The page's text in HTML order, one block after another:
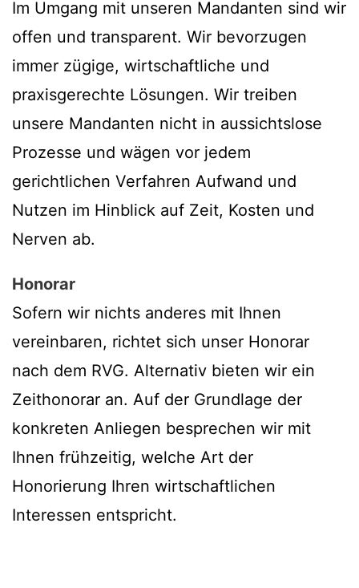
Im Umgang mit unseren Mandanten sind wir
offen und transparent. Wir bevorzugen
immer zügige, wirtschaftliche und
praxisgerechte Lösungen. Wir treiben
unsere Mandanten nicht in aussichtslose
Prozesse und wägen vor jedem
gerichtlichen Verfahren Aufwand und
Nutzen im Hinblick auf Zeit, Kosten und
Nerven ab.
Honorar
Sofern wir nichts anderes mit Ihnen
vereinbaren, richtet sich unser Honorar
nach dem RVG. Alternativ bieten wir ein
Zeithonorar an. Auf der Grundlage der
konkreten Anliegen besprechen wir mit
Ihnen frühzeitig, welche Art der
Honorierung Ihren wirtschaftlichen
Interessen entspricht.